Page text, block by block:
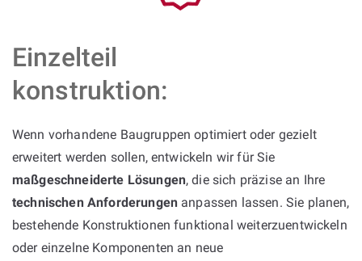
Einzelteil
konstruktion:
Wenn vorhandene Baugruppen optimiert oder gezielt
erweitert werden sollen, entwickeln wir für Sie
maßgeschneiderte Lösungen, die sich präzise an Ihre
technischen Anforderungen anpassen lassen. Sie planen,
bestehende Konstruktionen funktional weiterzuentwickeln
oder einzelne Komponenten an neue